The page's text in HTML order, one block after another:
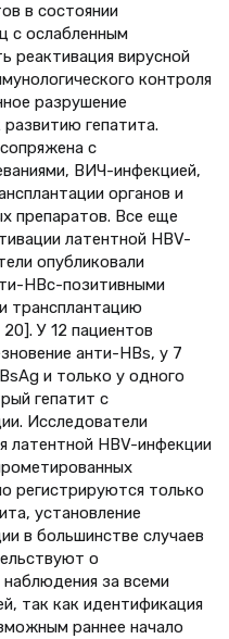
в состоянии
с ослабленным
реактивация вирусной
контроля
разрушение
гепатита.
с
ВИЧ-инфекцией,
органов и
препаратов. Все еще
латентной HBV-
опубликовали
НВс-позитивными
трансплантацию
У 12 пациентов
анти-HBs, у 7
и только у одного
гепатит с
Исследователи
латентной HBV-инфекции
регистрируются только
установление
в большинстве случаев
о
за всеми
так как идентификация
раннее начало